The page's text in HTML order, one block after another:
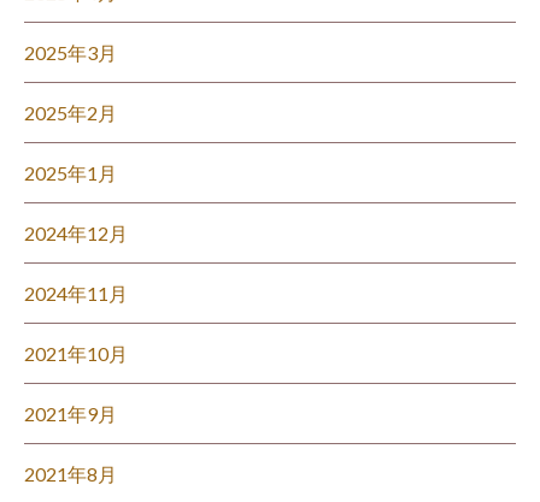
2025年3月
2025年2月
2025年1月
2024年12月
2024年11月
2021年10月
2021年9月
2021年8月